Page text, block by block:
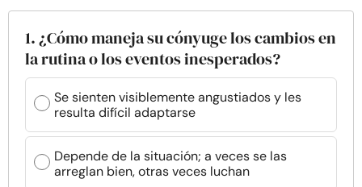
Familia
Ayuda
Cursos
Recursos
1. ¿Cómo maneja su cónyuge los cambios en
la rutina o los eventos inesperados?
Se sienten visiblemente angustiados y les
resulta difícil adaptarse
Depende de la situación; a veces se las
arreglan bien, otras veces luchan